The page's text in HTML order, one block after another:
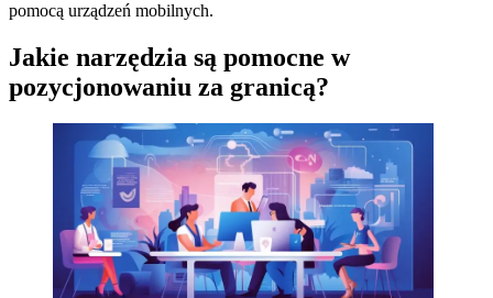
pomocą urządzeń mobilnych.
Jakie narzędzia są pomocne w
pozycjonowaniu za granicą?